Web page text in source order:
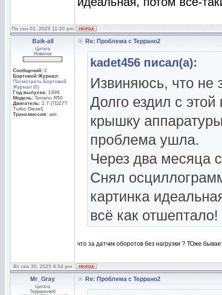
Пн сен 01, 2025 11:20 pm
Baik-all
Цитата
Новичок
Сообщений: 2
Бортовой Журнал:
Посмотреть Бортовой
Журнал (0)
Год выпуска: 1996
Модель: Terrano R50
Двигатель: 2.7 (TD27T
Turbo Diesel)
Трансмиссия: авт.
Re: Проблема с Террано2
kadet456 писал(а):
Извиняюсь, что не
Долго ездил с
крышку
проблема ушла.
Через два месяца
Снял
картинка
всё как отшептало!
что за датчик оборотов без нагрузки ? ТОже
Вт сен 30, 2025 9:54 pm
Mr_Gray
Цитата
Терранолюб
Re: Проблема с Террано2